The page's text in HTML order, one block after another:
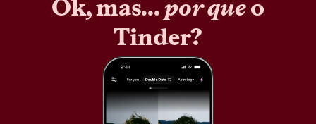
Ok, mas...por queo
Tinder?